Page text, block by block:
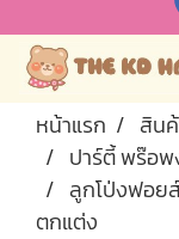
หน้าแรก
สิน
ปาร์ตี้ พร๊อพ
ลูกโป่งฟอย
ตกแต่ง